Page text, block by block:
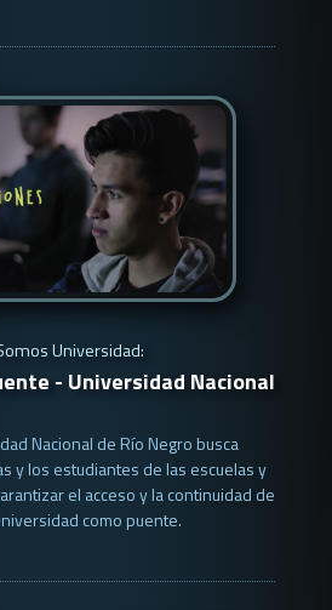
Universidad:
- Universidad Nacional
Nacional de Río Negro busca
y los estudiantes de las escuelas y
el acceso y la continuidad de
como puente.